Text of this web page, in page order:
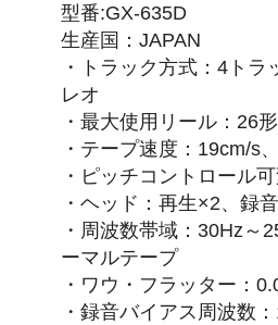
型番:GX-635D
生産国：JAPAN
・トラック方式：4ト
レオ
・最大使用リール：26形
・テープ速度：19cm/s
・ピッチコントロール
・ヘッド：再生×2、録
・周波数帯域：30Hz～
ーマルテープ
・ワウ・フラッター：
・録音バイアス周波数